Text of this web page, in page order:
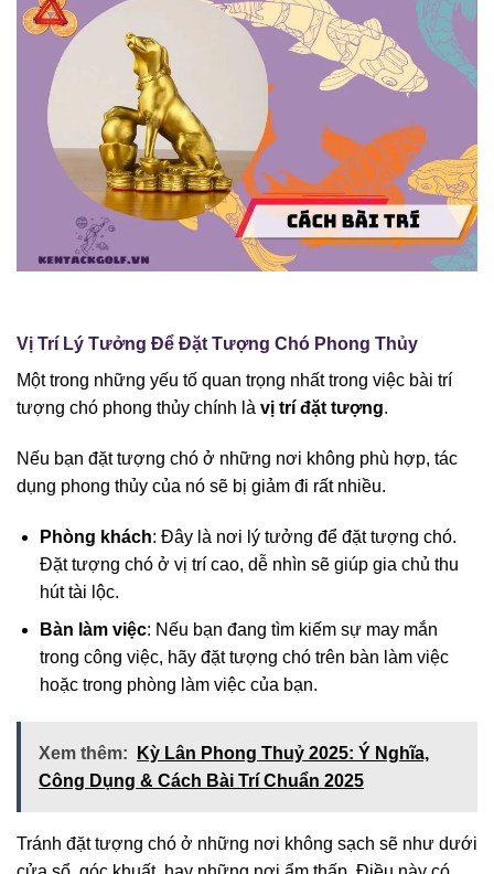
Vị Trí Lý Tưởng Để Đặt Tượng Chó Phong Thủy
Một trong những yếu tố quan trọng nhất trong việc bài trí
tượng chó phong thủy chính là vị trí đặt tượng.
Nếu bạn đặt tượng chó ở những nơi không phù hợp, tác
dụng phong thủy của nó sẽ bị giảm đi rất nhiều.
Phòng khách: Đây là nơi lý tưởng để đặt tượng chó.
Đặt tượng chó ở vị trí cao, dễ nhìn sẽ giúp gia chủ thu
hút tài lộc.
Bàn làm việc: Nếu bạn đang tìm kiếm sự may mắn
trong công việc, hãy đặt tượng chó trên bàn làm việc
hoặc trong phòng làm việc của bạn.
Xem thêm:
Kỳ Lân Phong Thuỷ 2025: Ý Nghĩa,
Công Dụng & Cách Bài Trí Chuẩn 2025
Tránh đặt tượng chó ở những nơi không sạch sẽ như dưới